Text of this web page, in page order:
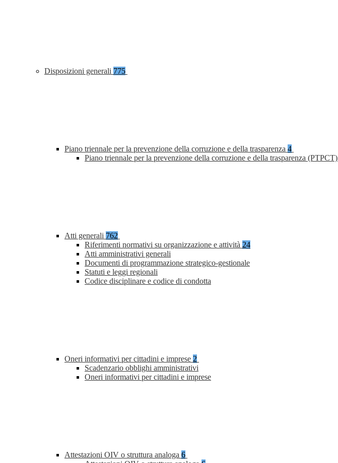
Disposizioni generali 775
Piano triennale per la prevenzione della corruzione e della trasparenza 4
Piano triennale per la prevenzione della corruzione e della trasparenza (PTPCT)
Atti generali 762
Riferimenti normativi su organizzazione e attività 24
Atti amministrativi generali
Documenti di programmazione strategico-gestionale
Statuti e leggi regionali
Codice disciplinare e codice di condotta
Oneri informativi per cittadini e imprese 2
Scadenzario obblighi amministrativi
Oneri informativi per cittadini e imprese
Attestazioni OIV o struttura analoga 6